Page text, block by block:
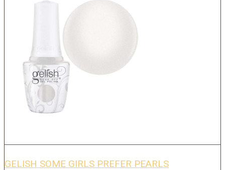
GELISH SOME GIRLS PREFER PEARLS